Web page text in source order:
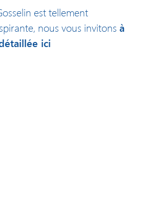
est tellement
nous vous invitons à
ici